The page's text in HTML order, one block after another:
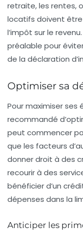
retraite, les rentes,
locatifs doivent
l’impôt sur le
préalable pour
de la déclaration
Optimiser sa
Pour maximiser ses
recommandé
peut commencer
que les facteurs
donner droit à des
recourir à des
bénéficier d’un
dépenses dans la
Anticiper les